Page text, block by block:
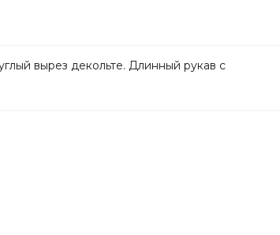
вырез декольте. Длинный рукав с